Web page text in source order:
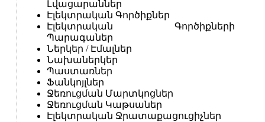
Լվացարաններ
Էլեկտրական Գործիքներ
Էլեկտրական Գործիքների
Պարագաներ
Ներկեր / Էմալներ
Նախաներկեր
Պաստառներ
Ֆանկոյլներ
Ջեռուցման Մարտկոցներ
Ջեռուցման Կաթսաներ
Էլեկտրական Ջրատաքացուցիչներ